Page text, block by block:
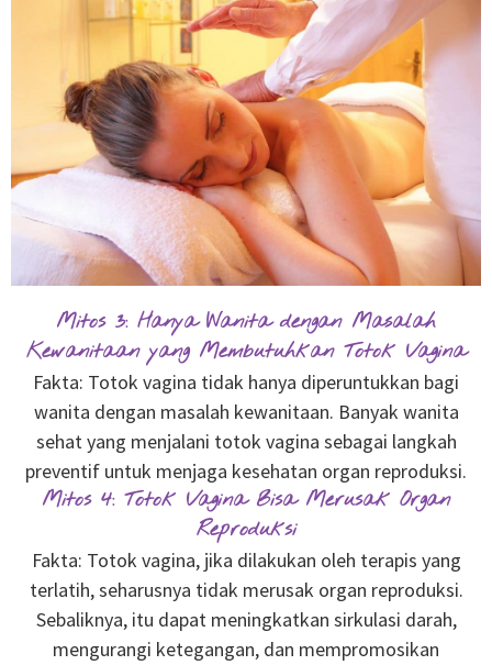
Mitos 3: Hanya Wanita dengan Masalah
Kewanitaan yang Membutuhkan Totok Vagina
Fakta: Totok vagina tidak hanya diperuntukkan bagi
wanita dengan masalah kewanitaan. Banyak wanita
sehat yang menjalani totok vagina sebagai langkah
preventif untuk menjaga kesehatan organ reproduksi.
Mitos 4: Totok Vagina Bisa Merusak Organ
Reproduksi
Fakta: Totok vagina, jika dilakukan oleh terapis yang
terlatih, seharusnya tidak merusak organ reproduksi.
Sebaliknya, itu dapat meningkatkan sirkulasi darah,
mengurangi ketegangan, dan mempromosikan